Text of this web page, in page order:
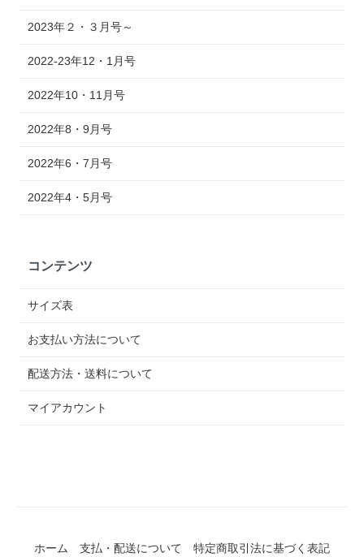
2023年２・３月号～
2022-23年12・1月号
2022年10・11月号
2022年8・9月号
2022年6・7月号
2022年4・5月号
コンテンツ
サイズ表
お支払い方法について
配送方法・送料について
マイアカウント
ホーム 支払・配送について 特定商取引法に基づく表記